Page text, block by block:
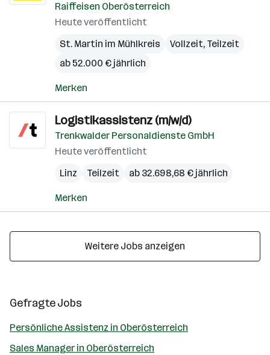
Raiffeisen Oberösterreich
Heute veröffentlicht
St. Martin im Mühlkreis
Vollzeit, Teilzeit
ab 52.000 € jährlich
Merken
Logistikassistenz (m/w/d)
Trenkwalder Personaldienste GmbH
Heute veröffentlicht
Linz
Teilzeit ab 32.698,68 € jährlich
Merken
Weitere Jobs anzeigen
Gefragte Jobs
Persönliche Assistenz in Oberösterreich
Sales Manager in Oberösterreich